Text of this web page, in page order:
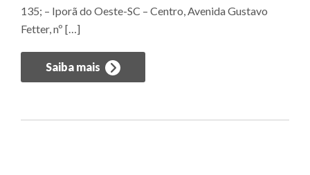
135; – Iporã do Oeste-SC – Centro, Avenida Gustavo
Fetter, nº […]
Saiba mais